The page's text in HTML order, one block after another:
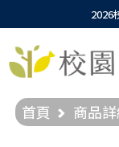
2026
首頁 商品